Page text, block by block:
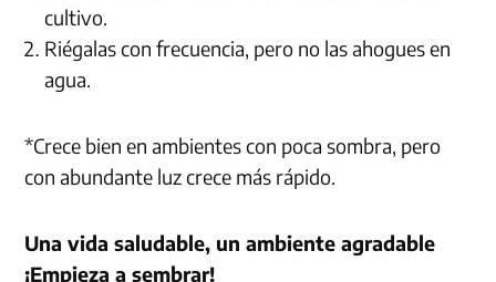
cultivo.
Riégalas con frecuencia, pero no las ahogues en
agua.
*Crece bien en ambientes con poca sombra, pero
con abundante luz crece más rápido.
Una vida saludable, un ambiente agradable
¡Empieza a sembrar!